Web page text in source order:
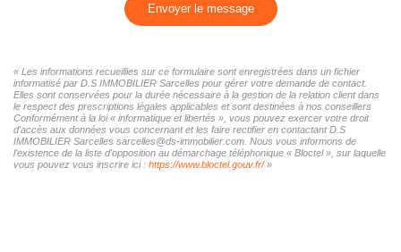
Envoyer le message
« Les informations recueillies sur ce formulaire sont enregistrées dans un fichier
informatisé par D.S IMMOBILIER Sarcelles pour gérer votre demande de contact.
Elles sont conservées pour la durée nécessaire à la gestion de la relation client dans
le respect des prescriptions légales applicables et sont destinées à nos conseillers
Conformément à la loi « informatique et libertés », vous pouvez exercer votre droit
d'accès aux données vous concernant et les faire rectifier en contactant D.S
IMMOBILIER Sarcelles sarcelles@ds-immobilier.com. Nous vous informons de
l'existence de la liste d'opposition au démarchage téléphonique « Bloctel », sur laquelle
vous pouvez vous inscrire ici : https://www.bloctel.gouv.fr/»